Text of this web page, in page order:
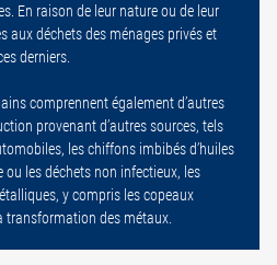
En raison de leur nature ou de leur
déchets des ménages privés et
derniers.
comprennent également d’autres
provenant d’autres sources, tels
les chiffons imbibés d’huiles
ou les déchets non infectieux, les
y compris les copeaux
transformation des métaux.